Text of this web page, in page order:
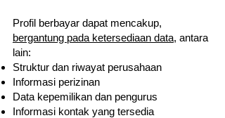
Profil berbayar dapat mencakup,
bergantung pada ketersediaan data, antara
lain:
Struktur dan riwayat perusahaan
Informasi perizinan
Data kepemilikan dan pengurus
Informasi kontak yang tersedia